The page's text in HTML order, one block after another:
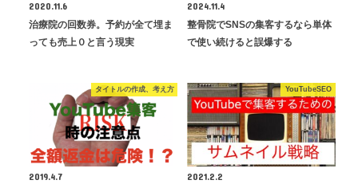
2020.11.6
治療院の回数券。予約が全て埋ま
っても売上０と言う現実
2024.11.4
整骨院でSNSの集客するなら単体
で使い続けると誤爆する
タイトルの作成、考え方
2019.4.7
YouTubeSEO
2021.2.2